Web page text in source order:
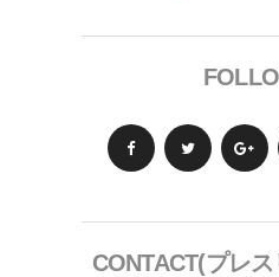
CONTACT(プレ